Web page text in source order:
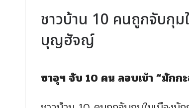
ชาวบ้าน 10 คนถูกจับกุม
บุญฮัจญ์
ซาอุฯ จับ 10 คน ลอบเข้า “มัก